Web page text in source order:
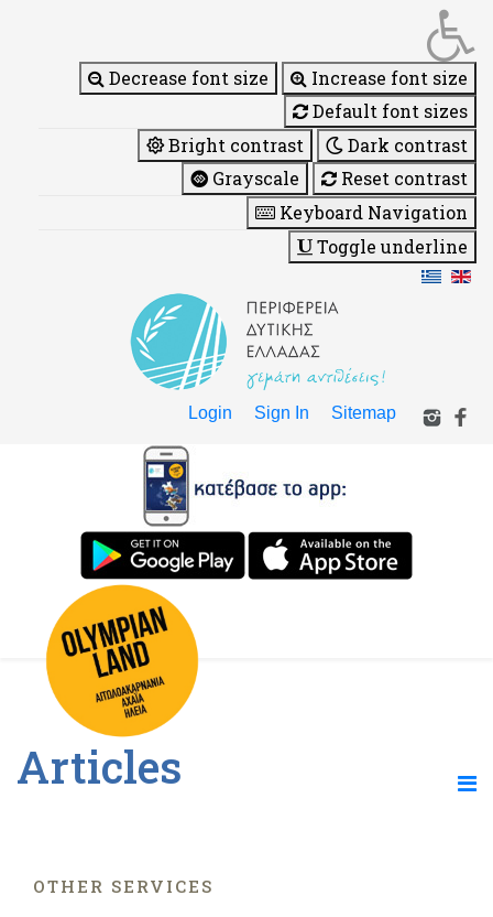
Decrease font size
Increase font size
Default font sizes
Bright contrast
Dark contrast
Grayscale
Reset contrast
Keyboard Navigation
Toggle underline
Login Sign In Sitemap
Articles
OTHER SERVICES